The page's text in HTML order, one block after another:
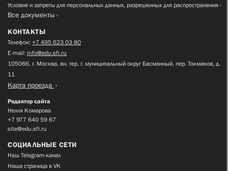
Условия и запреты для персональных данных, разрешенных для распространения
Все документы
КОНТАКТЫ
Телефон: +7 495 623 03 80
E-mail: info@edu.sfi.ru
105066, г. Москва, вн. тер. г. муниципальный округ Басманный, пер. Токмаков, д.
11
Карта проезда
Редактор сайта
Нелля Комарова
+7 977 640 59 67
site@edu.sfi.ru
СОЦИАЛЬНЫЕ СЕТИ
Наш Telegram-канал
Наша страница в VK